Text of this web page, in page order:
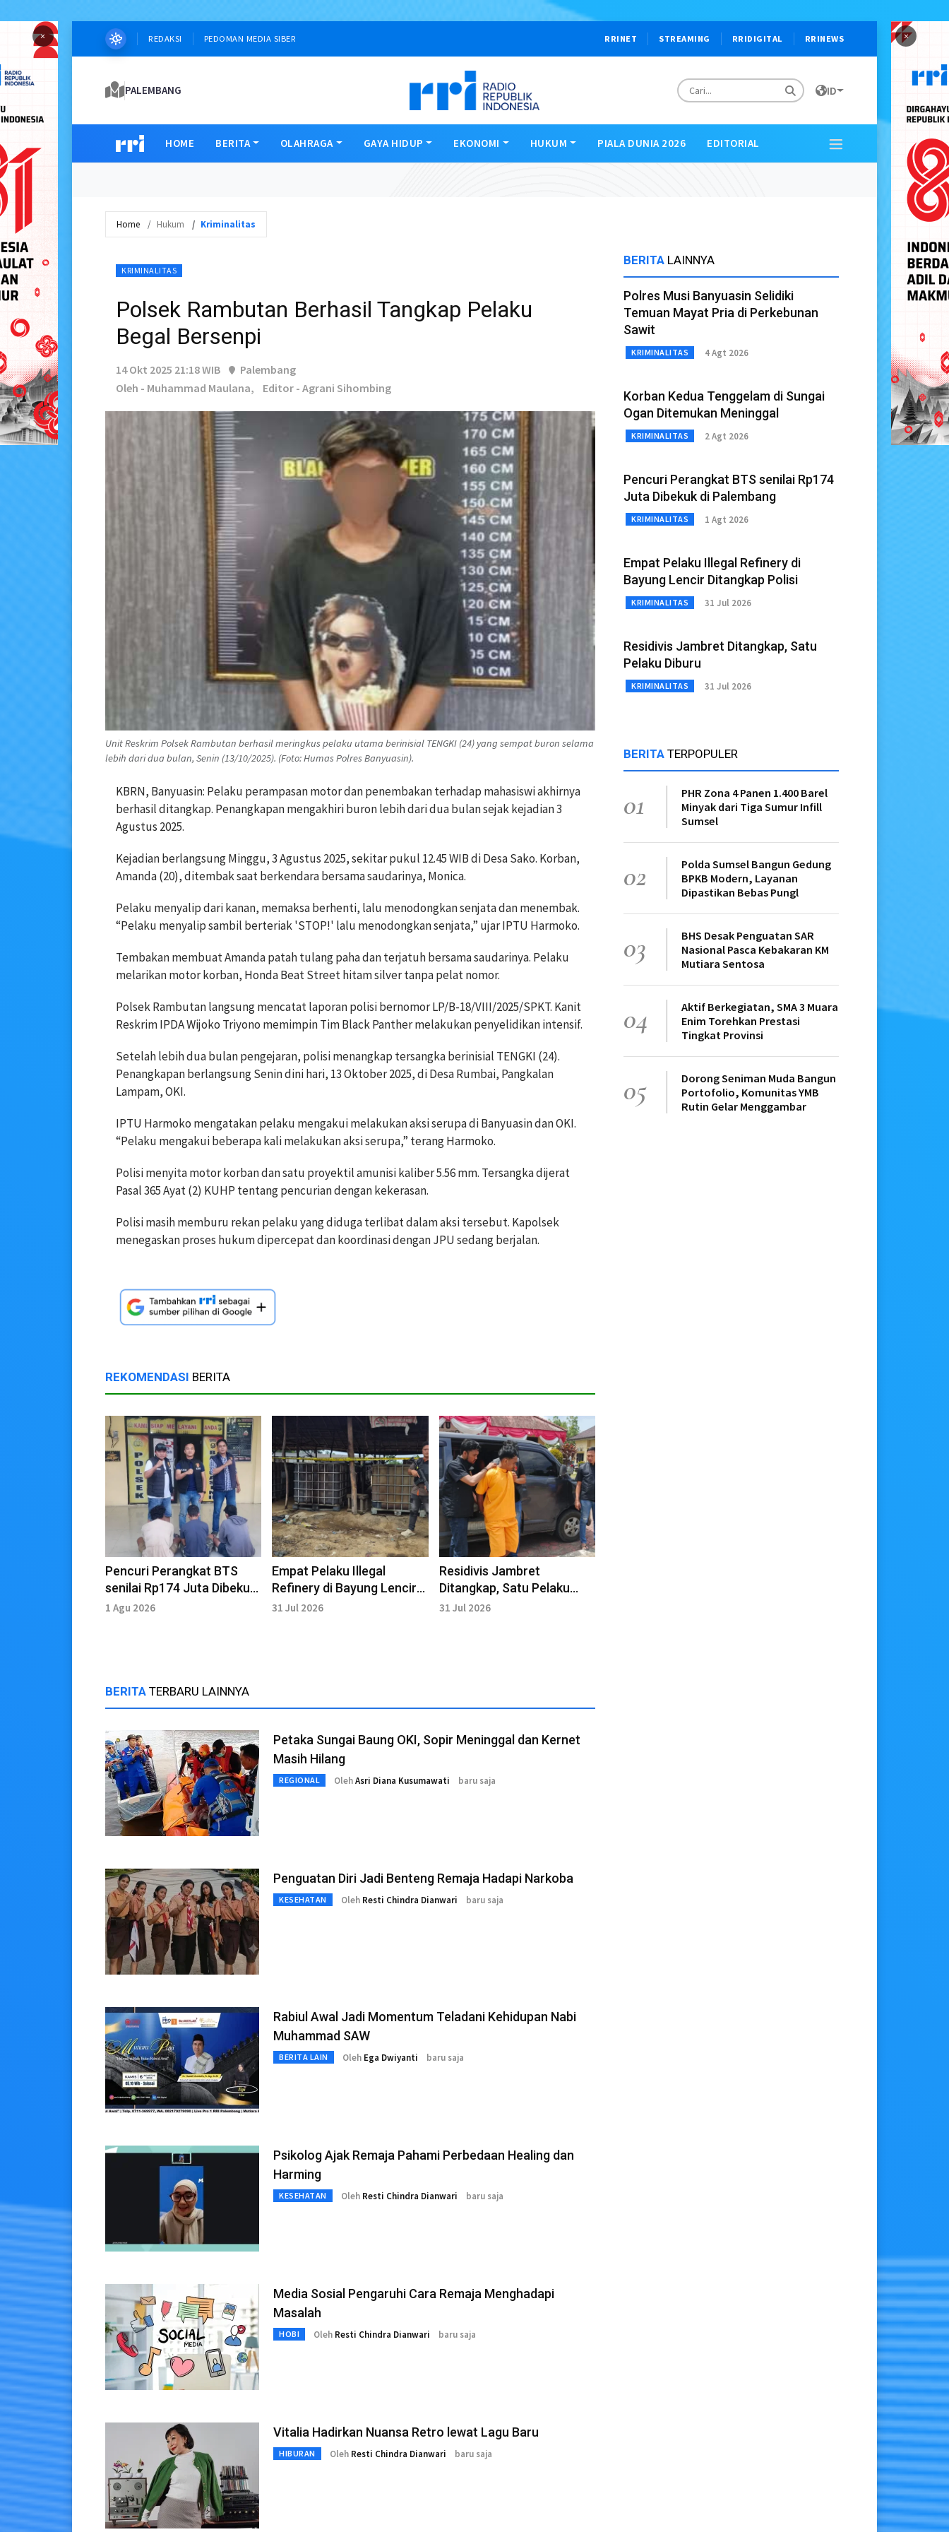
× ×
REDAKSI PEDOMAN MEDIA SIBER RRINET STREAMING RRIDIGITAL RRINEWS
PALEMBANG ID
HOME BERITA OLAHRAGA GAYA HIDUP EKONOMI HUKUM PIALA DUNIA 2026 EDITORIAL
Home Hukum Kriminalitas
KRIMINALITAS
Polsek Rambutan Berhasil Tangkap Pelaku
Begal Bersenpi
14 Okt 2025 21:18 WIB
Palembang
Oleh - Muhammad Maulana,
Editor - Agrani Sihombing
Unit Reskrim Polsek Rambutan berhasil meringkus pelaku utama berinisial TENGKI (24) yang sempat buron selama
lebih dari dua bulan, Senin (13/10/2025). (Foto: Humas Polres Banyuasin).
KBRN, Banyuasin: Pelaku perampasan motor dan penembakan terhadap mahasiswi akhirnya
berhasil ditangkap. Penangkapan mengakhiri buron lebih dari dua bulan sejak kejadian 3
Agustus 2025.
Kejadian berlangsung Minggu, 3 Agustus 2025, sekitar pukul 12.45 WIB di Desa Sako. Korban,
Amanda (20), ditembak saat berkendara bersama saudarinya, Monica.
Pelaku menyalip dari kanan, memaksa berhenti, lalu menodongkan senjata dan menembak.
“Pelaku menyalip sambil berteriak 'STOP!' lalu menodongkan senjata,” ujar IPTU Harmoko.
Tembakan membuat Amanda patah tulang paha dan terjatuh bersama saudarinya. Pelaku
melarikan motor korban, Honda Beat Street hitam silver tanpa pelat nomor.
Polsek Rambutan langsung mencatat laporan polisi bernomor LP/B-18/VIII/2025/SPKT. Kanit
Reskrim IPDA Wijoko Triyono memimpin Tim Black Panther melakukan penyelidikan intensif.
Setelah lebih dua bulan pengejaran, polisi menangkap tersangka berinisial TENGKI (24).
Penangkapan berlangsung Senin dini hari, 13 Oktober 2025, di Desa Rumbai, Pangkalan
Lampam, OKI.
IPTU Harmoko mengatakan pelaku mengakui melakukan aksi serupa di Banyuasin dan OKI.
“Pelaku mengakui beberapa kali melakukan aksi serupa,” terang Harmoko.
Polisi menyita motor korban dan satu proyektil amunisi kaliber 5.56 mm. Tersangka dijerat
Pasal 365 Ayat (2) KUHP tentang pencurian dengan kekerasan.
Polisi masih memburu rekan pelaku yang diduga terlibat dalam aksi tersebut. Kapolsek
menegaskan proses hukum dipercepat dan koordinasi dengan JPU sedang berjalan.
REKOMENDASI BERITA
Pencuri Perangkat BTS
senilai Rp174 Juta Dibekuk
di Palembang
1 Agu 2026
Empat Pelaku Illegal
Refinery di Bayung Lencir
Ditangkap Polisi
31 Jul 2026
Residivis Jambret
Ditangkap, Satu Pelaku
Diburu
31 Jul 2026
BERITA TERBARU LAINNYA
Petaka Sungai Baung OKI, Sopir Meninggal dan Kernet
Masih Hilang
REGIONAL OlehAsri Diana Kusumawati baru saja
Penguatan Diri Jadi Benteng Remaja Hadapi Narkoba
KESEHATAN Oleh Resti Chindra Dianwari baru saja
Rabiul Awal Jadi Momentum Teladani Kehidupan Nabi
Muhammad SAW
BERITA LAIN Oleh Ega Dwiyanti baru saja
Psikolog Ajak Remaja Pahami Perbedaan Healing dan
Harming
KESEHATAN Oleh Resti Chindra Dianwari baru saja
Media Sosial Pengaruhi Cara Remaja Menghadapi
Masalah
HOBI Oleh Resti Chindra Dianwari baru saja
Vitalia Hadirkan Nuansa Retro lewat Lagu Baru
HIBURAN Oleh Resti Chindra Dianwari baru saja
BERITA LAINNYA
Polres Musi Banyuasin Selidiki
Temuan Mayat Pria di Perkebunan
Sawit
KRIMINALITAS 4 Agt 2026
Korban Kedua Tenggelam di Sungai
Ogan Ditemukan Meninggal
KRIMINALITAS 2 Agt 2026
Pencuri Perangkat BTS senilai Rp174
Juta Dibekuk di Palembang
KRIMINALITAS 1 Agt 2026
Empat Pelaku Illegal Refinery di
Bayung Lencir Ditangkap Polisi
KRIMINALITAS 31 Jul 2026
Residivis Jambret Ditangkap, Satu
Pelaku Diburu
KRIMINALITAS 31 Jul 2026
BERITA TERPOPULER
01
PHR Zona 4 Panen 1.400 Barel
Minyak dari Tiga Sumur Infill
Sumsel
02
Polda Sumsel Bangun Gedung
BPKB Modern, Layanan
Dipastikan Bebas Pungl
03
BHS Desak Penguatan SAR
Nasional Pasca Kebakaran KM
Mutiara Sentosa
04
Aktif Berkegiatan, SMA 3 Muara
Enim Torehkan Prestasi
Tingkat Provinsi
05
Dorong Seniman Muda Bangun
Portofolio, Komunitas YMB
Rutin Gelar Menggambar